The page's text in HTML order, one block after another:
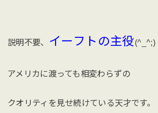
説明不要、 イーフトの主役(^_^;)
アメリカに渡っても相変わらずの
クオリティを見せ続けている天才です。